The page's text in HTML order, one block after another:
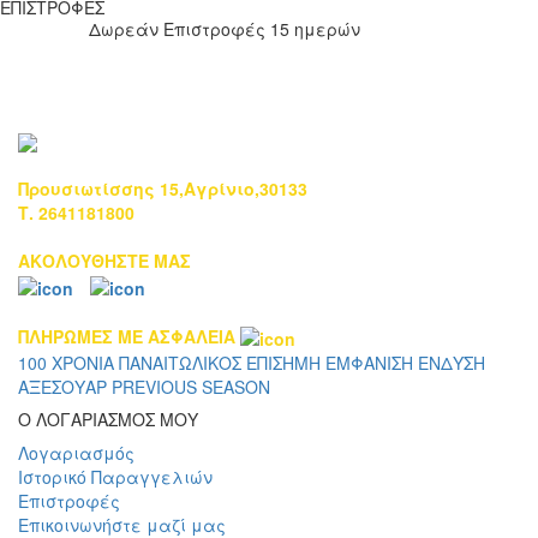
ΕΠΙΣΤΡΟΦΕΣ
Δωρεάν Επιστροφές 15 ημερών
Προυσιωτίσσης 15,Αγρίνιο,30133
Τ. 2641181800
ΑΚΟΛΟΥΘΗΣΤΕ ΜΑΣ
ΠΛΗΡΩΜΕΣ ΜΕ ΑΣΦΑΛΕΙΑ
100 ΧΡΟΝΙΑ ΠΑΝΑΙΤΩΛΙΚΟΣ ΕΠΙΣΗΜΗ ΕΜΦΑΝΙΣΗ ΕΝΔΥΣΗ
ΑΞΕΣΟΥΑΡ PREVIOUS SEASON
Ο ΛΟΓΑΡΙΑΣΜΟΣ ΜΟΥ
Λογαριασμός
Ιστορικό Παραγγελιών
Επιστροφές
Επικοινωνήστε μαζί μας